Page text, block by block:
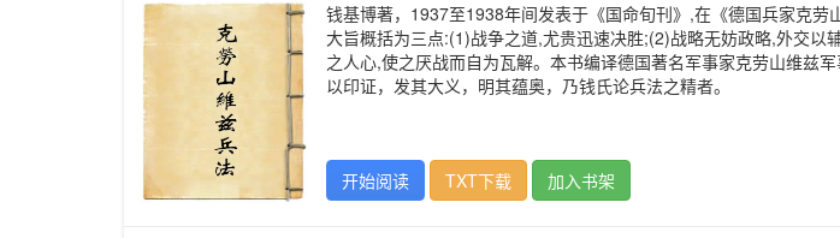
钱基博著，1937至1938年间发表于《国命旬刊》,在《德国兵家克劳
大旨概括为三点:(1)战争之道,尤贵迅速决胜;(2)战略无妨政略,外交以
之人心,使之厌战而自为瓦解。本书编译德国著名军事家克劳山维兹
以印证，发其大义，明其蕴奥，乃钱氏论兵法之精者。
开始阅读 TXT下载 加入书架